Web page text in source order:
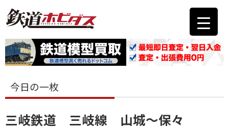
今日の一枚
三岐鉄道 三岐線 山城〜保々